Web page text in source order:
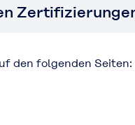
den folgenden Seiten: